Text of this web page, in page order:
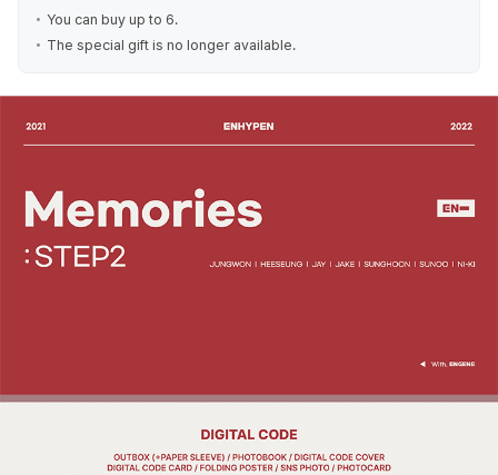
You can buy up to 6.
The special gift is no longer available.